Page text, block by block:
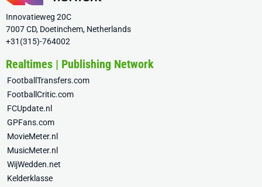
Innovatieweg 20C
7007 CD, Doetinchem, Netherlands
+31(315)-764002
Realtimes | Publishing Network
FootballTransfers.com
FootballCritic.com
FCUpdate.nl
GPFans.com
MovieMeter.nl
MusicMeter.nl
WijWedden.net
Kelderklasse